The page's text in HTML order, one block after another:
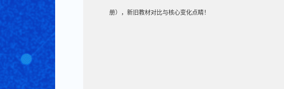
册），新旧教材对比与核心变化点睛！